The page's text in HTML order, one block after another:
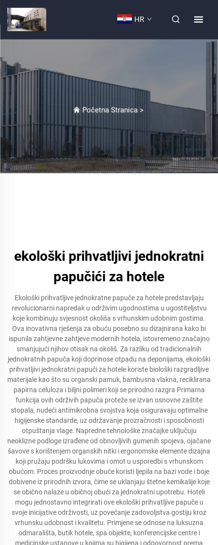
HR
Početna Stranica>
ekološki prihvatljivi jednokratni
papučići za hotele
Ekološki prihvatljive jednokratne papuče za hotele predstavljaju
revolucionarni napredak u održivim ugodnostima u ugostiteljstvu
koje kombinuju svjesnost okoliša s vrhunskim udobnim gostima.
Ova inovativna rješenja za obuću posebno su dizajnirana kako bi
ispunila zahtjevne zahtjeve modernih hotela, istovremeno značajno
smanjujući njihov otisak na okoliš. Za razliku od tradicionalnih
jednokratnih papuča koji doprinose otpadu na deponijama, ekološki
prihvatljivi jednokratni papuči za hotele koriste biološki razgradljive
materijale kao što su organski pamuk, bambusna vlakna, reciklirana
papirna celuloza i biljni polimeri koji se prirodno razgra Primarna
funkcija ovih održivih papuča proteže se izvan osnovne zaštite
stopala, nudeći antimikrobna svojstva koja osiguravaju optimalne
higijenske standarde, uz održavanje prozračnosti i sposobnosti
otpuštanja vlage. Napredne tehnološke značajke uključuju
neoklizne podloge izrađene od obnovljivih gumenih spojeva, ojačane
šavove s korištenjem organskih nitki i ergonomske elemente dizajna
koji pružaju podršku lukovima i omot u usporedbi s vrhunskom
obućom. Proces proizvodnje obuće koristi ljepila na bazi vode i boje
dobivene iz prirodnih izvora, čime se uklanjaju štetne kemikalije koje
se obično nalaze u običnoj obući za jednokratni upotrebu. Hoteli
mogu jednostavno integrirati ove ekološki prihvatljive papuče u
svoje inicijative održivosti, uz povećanje zadovoljstva gostiju kroz
vrhunsku udobnost i kvalitetu. Primjene se odnose na luksuzna
odmarališta, butik hotele, spa objekte, konferencijske centre i
medicinske ustanove u kojima su higijena i odgovornost prema